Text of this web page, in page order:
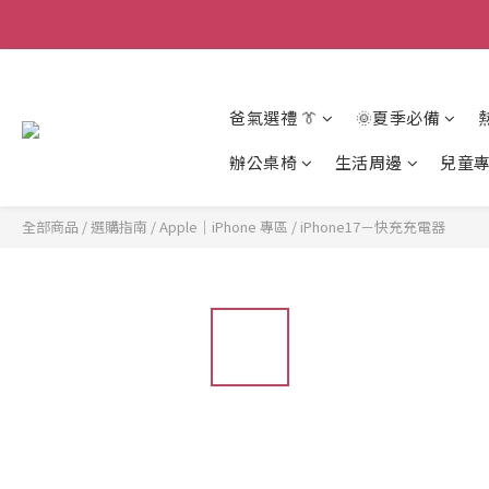
爸氣選禮 👔 🌞夏季必備
辦公桌椅
生活周邊 兒童
全部商品 /選購指南 /Apple｜iPhone 專區 / iPhone17－快充充電器